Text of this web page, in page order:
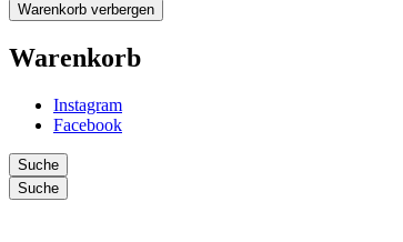
Warenkorb verbergen
Warenkorb
Instagram
Facebook
Suche
Suche